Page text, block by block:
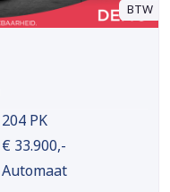
BTW
204 PK
€ 33.900,-
Automaat